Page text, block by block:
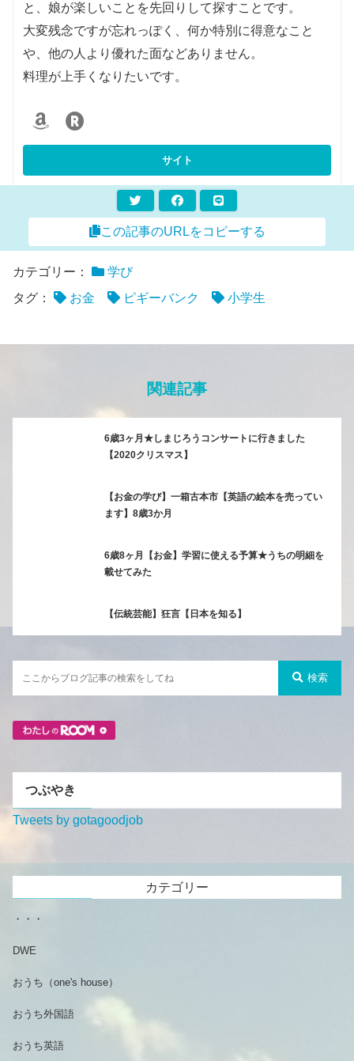
と、娘が楽しいことを先回りして探すことです。
大変残念ですが忘れっぽく、何か特別に得意なこと
や、他の人より優れた面などありません。
料理が上手くなりたいです。
この記事のURLをコピーする
カテゴリー：
学び
タグ：
お金 ピギーバンク 小学生
関連記事
6歳3ヶ月★しまじろうコンサートに行きました
【2020クリスマス】
【お金の学び】一箱古本市【英語の絵本を売ってい
ます】8歳3か月
6歳8ヶ月【お金】学習に使える予算★うちの明細を
載せてみた
【伝統芸能】狂言【日本を知る】
検索
つぶやき
Tweets by gotagoodjob
カテゴリー
・・・
DWE
おうち（one's house）
おうち外国語
おうち英語